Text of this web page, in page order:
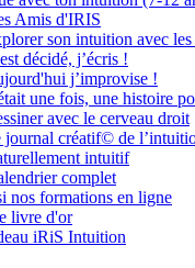
Amis d'IRIS
son intuition avec
décidé, j’écris !
j’improvise !
une fois, une histoire
avec le cerveau droit
journal créatif© de
intuitif
complet
nos formations en ligne
livre d'or
iRiS Intuition